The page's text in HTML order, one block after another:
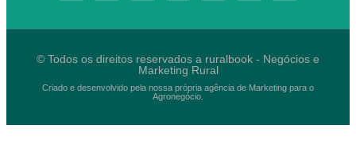
© Todos os direitos reservados a ruralbook - Negócios e
Marketing Rural
Criado e desenvolvido pela nossa própria agência de Marketing para o
Agronegócio.